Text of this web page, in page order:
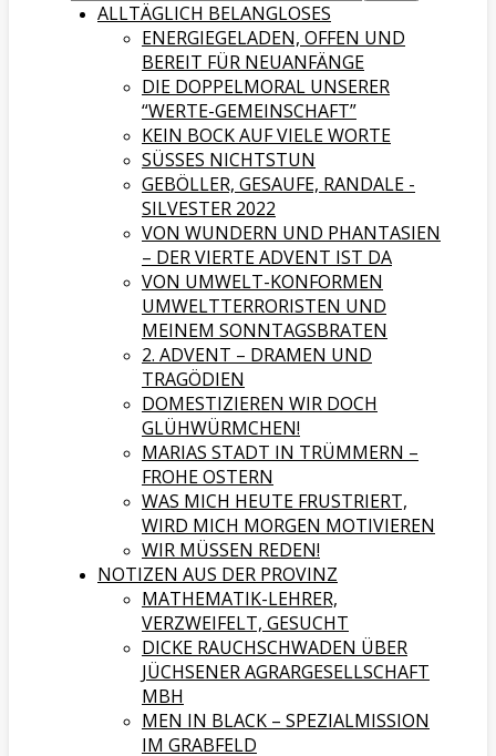
ALLTÄGLICH BELANGLOSES
ENERGIEGELADEN, OFFEN UND
BEREIT FÜR NEUANFÄNGE
DIE DOPPELMORAL UNSERER
“WERTE-GEMEINSCHAFT”
KEIN BOCK AUF VIELE WORTE
SÜSSES NICHTSTUN
GEBÖLLER, GESAUFE, RANDALE -
SILVESTER 2022
VON WUNDERN UND PHANTASIEN
– DER VIERTE ADVENT IST DA
VON UMWELT-KONFORMEN
UMWELTTERRORISTEN UND
MEINEM SONNTAGSBRATEN
2. ADVENT – DRAMEN UND
TRAGÖDIEN
DOMESTIZIEREN WIR DOCH
GLÜHWÜRMCHEN!
MARIAS STADT IN TRÜMMERN –
FROHE OSTERN
WAS MICH HEUTE FRUSTRIERT,
WIRD MICH MORGEN MOTIVIEREN
WIR MÜSSEN REDEN!
NOTIZEN AUS DER PROVINZ
MATHEMATIK-LEHRER,
VERZWEIFELT, GESUCHT
DICKE RAUCHSCHWADEN ÜBER
JÜCHSENER AGRARGESELLSCHAFT
MBH
MEN IN BLACK – SPEZIALMISSION
IM GRABFELD